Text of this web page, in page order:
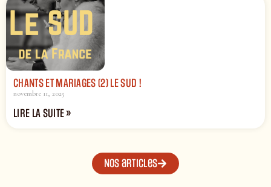
CHANTS ET MARIAGES (2) LE SUD !
novembre 11, 2025
LIRE LA SUITE »
Nos articles